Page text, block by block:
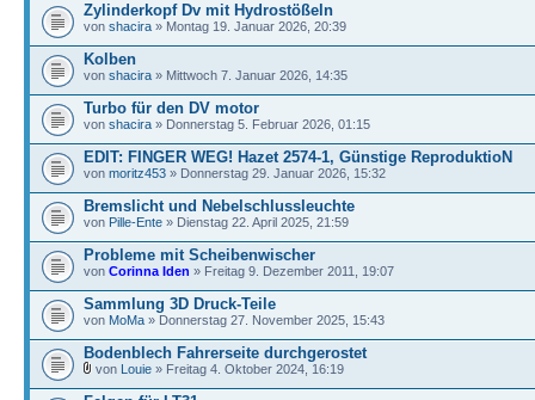
Zylinderkopf Dv mit Hydrostößeln
von shacira » Montag 19. Januar 2026, 20:39
Kolben
von shacira » Mittwoch 7. Januar 2026, 14:35
Turbo für den DV motor
von shacira » Donnerstag 5. Februar 2026, 01:15
EDIT: FINGER WEG! Hazet 2574-1, Günstige ReproduktioN
von moritz453 » Donnerstag 29. Januar 2026, 15:32
Bremslicht und Nebelschlussleuchte
von Pille-Ente » Dienstag 22. April 2025, 21:59
Probleme mit Scheibenwischer
von Corinna Iden » Freitag 9. Dezember 2011, 19:07
Sammlung 3D Druck-Teile
von MoMa » Donnerstag 27. November 2025, 15:43
Bodenblech Fahrerseite durchgerostet
von Louie » Freitag 4. Oktober 2024, 16:19